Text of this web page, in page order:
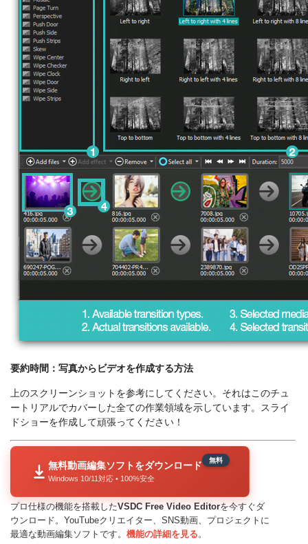
要約時間：写真からビデオを作成する方法
上のスクリーンショットを参考にしてください。それはこのチュ
ートリアルでカバーした全ての作業領域を示しています。スライ
ドショーを作成して頑張ってください！
無料動画編集ソフトをダウンロード
Windows 10/11対応 • 100%安全
無料
プロ仕様の機能を搭載したVSDC Free Video Editorを今すぐダ
ウンロード。YouTubeクリエイター、SNS動画、プロジェクトに
最適な動画編集ソフトです。 機能の詳細を見る。